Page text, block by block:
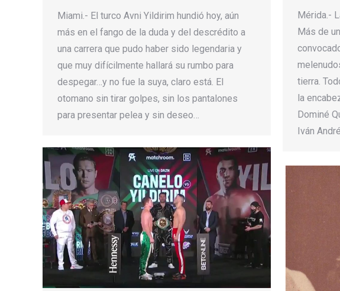
Miami.- El turco Avni Yildirim hundió hoy, aún
más en el fango de la duda y del descrédito a
una carrera que pudo haber sido legendaria y
que muy difícilmente hallará su rumbo para
despegar…y no fue la suya, claro está. El
otomano sin tirar golpes, sin los pantalones
para presentar pelea y sin deseo…
Mérida.-
Más de
tierra.
la
Dominé
Iván